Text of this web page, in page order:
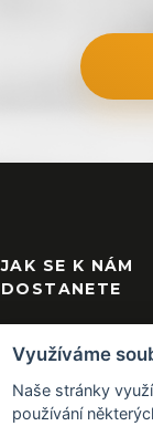
JAK SE K NÁM
DOSTANETE
Využíváme
Naše stránky
používání